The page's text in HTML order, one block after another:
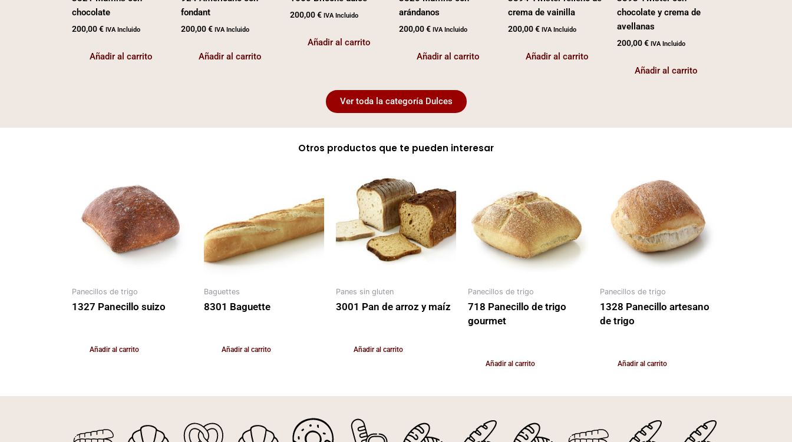
chocolate
200,00€ IVA Incluido
Añadir al carrito
fondant
200,00€ IVA Incluido
Añadir al carrito
200,00€ IVA Incluido
Añadir al carrito
arándanos
200,00€ IVA Incluido
Añadir al carrito
crema de vainilla
200,00€ IVA Incluido
Añadir al carrito
chocolate y crema de
avellanas
200,00€ IVA Incluido
Añadir al carrito
Ver toda la categoría Dulces
Otros productos que te pueden interesar
Panecillos de trigo
1327 Panecillo suizo
Añadir al carrito
Baguettes
8301 Baguette
Añadir al carrito
Panes sin gluten
3001 Pan de arroz y maíz
Añadir al carrito
Panecillos de trigo
718 Panecillo de trigo
gourmet
Añadir al carrito
Panecillos de trigo
1328 Panecillo artesano
de trigo
Añadir al carrito